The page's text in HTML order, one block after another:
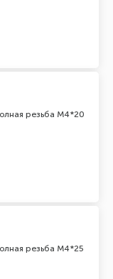
резьба М4*20
резьба М4*25